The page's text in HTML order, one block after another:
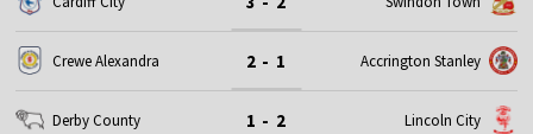
Crewe Alexandra 2 - 1 Accrington Stanley
Derby County 1 - 2 Lincoln City